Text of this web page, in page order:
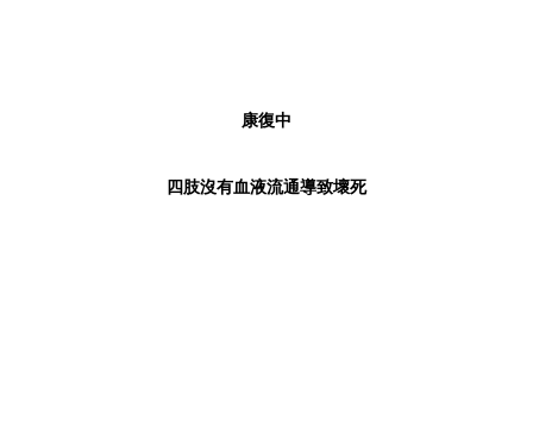
康復中
四肢沒有血液流通導致壞死